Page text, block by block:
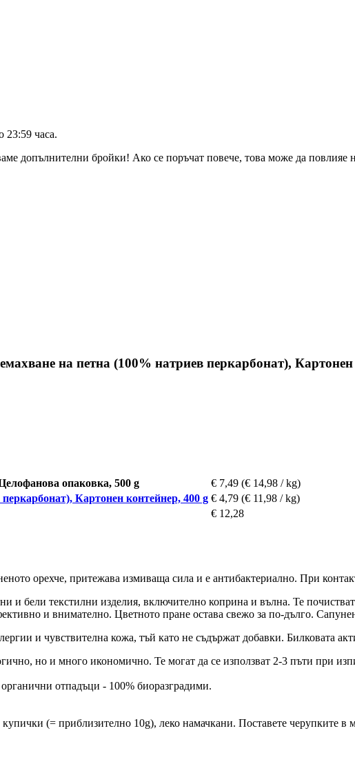
23:59 часа.
допълнителни бройки! Ако се поръчат повече, това може да повлияе
на петна (100% натриев перкарбонат),
опаковка, 500 g € 7,49 (€ 14,98 / kg)
Картонен контейнер, 400 g € 4,79 (€ 11,98 / kg)
€ 12,28
орехче, притежава измиваща сила и е антибактериално. При
и бели текстилни изделия, включително коприна и вълна. Те
и внимателно. Цветното пране остава свежо за по-дълго.
и чувствителна кожа, тъй като не съдържат добавки. Билковата
но и много икономично. Те могат да се използват 2-3 пъти при
отпадъци - 100% биоразградими.
(= приблизително 10g), леко намачкани. Поставете черупките в